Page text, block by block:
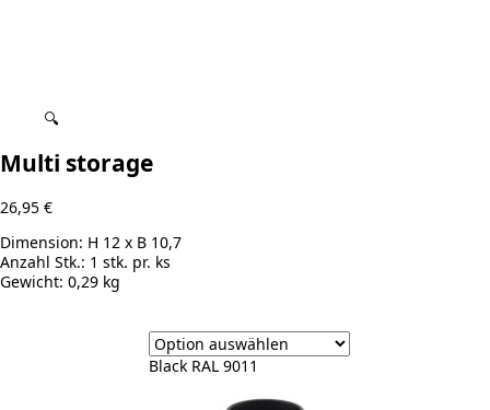
🔍
Multi storage
26,95 €
Dimension: H 12 x B 10,7
Anzahl Stk.: 1 stk. pr. ks
Gewicht: 0,29 kg
Black RAL 9011